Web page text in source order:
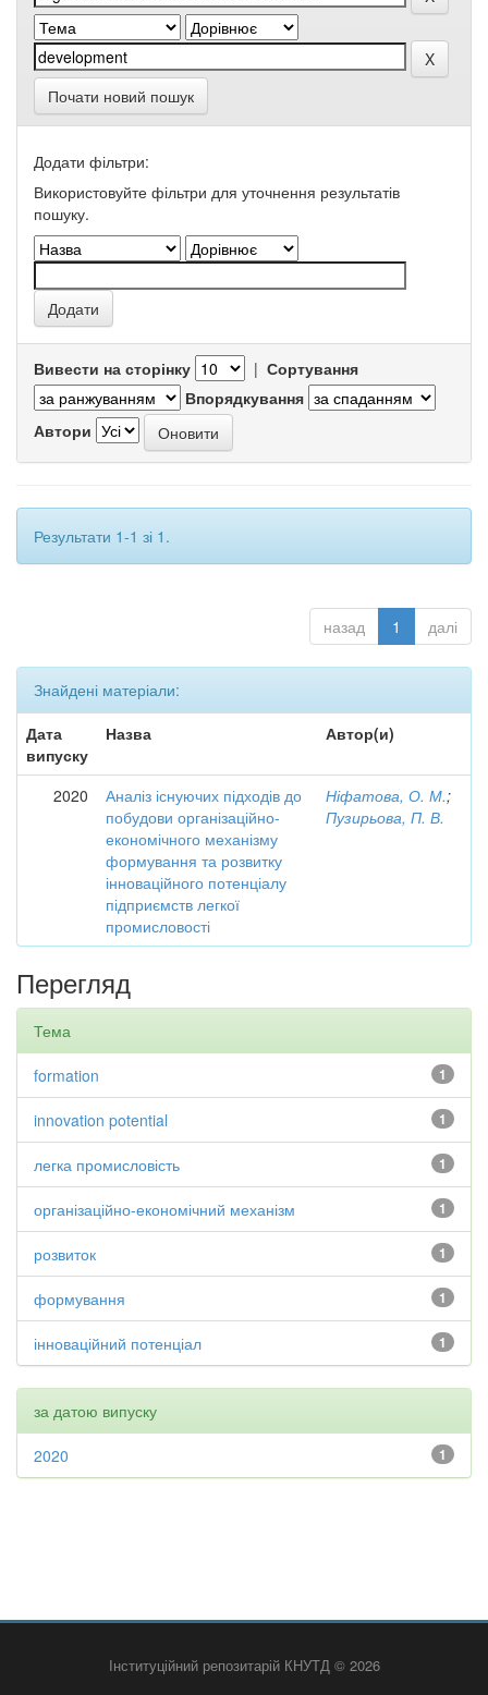
Почати новий пошук
Додати фільтри:
Використовуйте фільтри для уточнення результатів
пошуку.
Вивести на сторінку | Сортування
Впорядкування
Автори
Результати 1-1 зі 1.
назад 1 далі
Знайдені матеріали:
Дата
випуску
Назва Автор(и)
2020
Аналіз існуючих підходів до
побудови організаційно-
економічного механізму
формування та розвитку
інноваційного потенціалу
підприємств легкої
промисловості
Ніфатова, О. М.;
Пузирьова, П. В.
Перегляд
Тема
1
formation
1
innovation potential
1
легка промисловість
1
організаційно-економічний механізм
1
розвиток
1
формування
1
інноваційний потенціал
за датою випуску
1
2020
Інституційний репозитарій КНУТД © 2026